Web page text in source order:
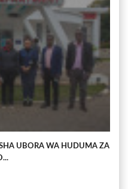
UBORA WA HUDUMA ZA